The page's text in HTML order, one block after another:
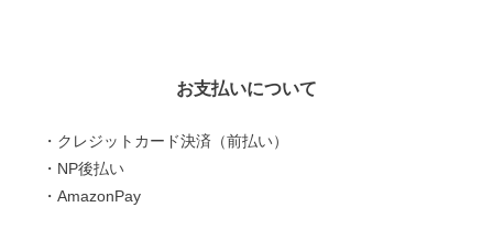
お支払いについて
・クレジットカード決済（前払い）
・NP後払い
・AmazonPay